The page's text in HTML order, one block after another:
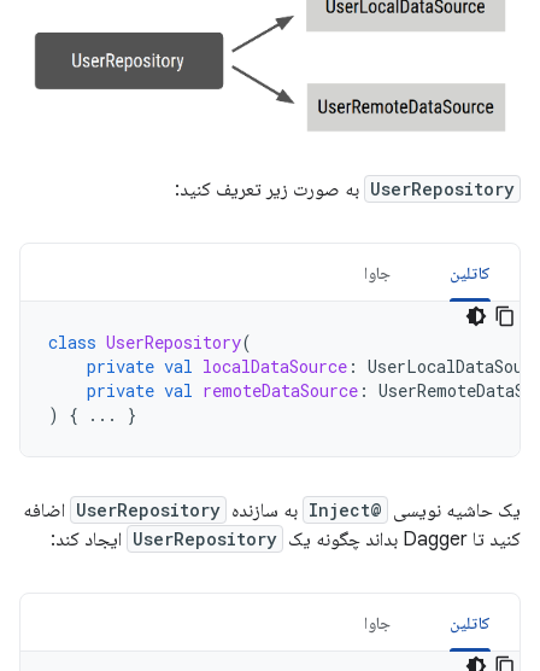
UserRepository به صورت زیر تعریف کنید:
کاتلین جاوا
class UserRepository(
private val localDataSource :
private val remoteDataSource :
)
{ ... }
یک حاشیه نویسی @Inject به سازنده UserRepository اضافه
کنید تا Dagger بداند چگونه یک
UserRepository ایجاد کند:
کاتلین جاوا